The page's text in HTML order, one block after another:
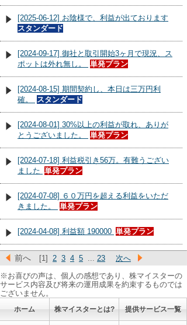
[2025-06-12] お陰様で、利益が出ております
スタンダード
[2024-09-17] 御社と取引開始3ヶ月で現況、ス
ポットは外れ無し。
単発プラン
[2024-08-15] 期間契約し、本日は三万円利
確。
スタンダード
[2024-08-01] 30%以上の利益が取れ、ありが
とうございました。
単発プラン
[2024-07-18] 利益税引き56万。有難うござい
ました 単発プラン
[2024-07-08] ６０万円を超える利益をいただ
きました。
単発プラン
[2024-04-08] 利益額 190000 単発プラン
前へ [1] 2 3 4 5 ... 23
次へ
※お喜びの声は、個人の感想であり、株マイスターの
サービス内容及び将来の運用成果を約束するものでは
ございません。
ホーム 株マイスターとは? 提供サービス一覧